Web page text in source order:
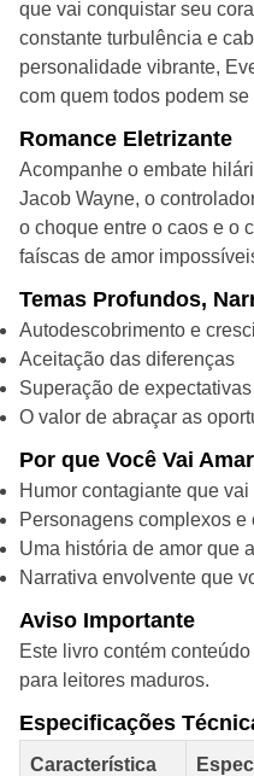
que vai conquistar seu
constante turbulência e
personalidade vibrante,
com quem todos podem se
Romance Eletrizante
Acompanhe o embate
Jacob Wayne, o
o choque entre o caos e o
faíscas de amor
Temas Profundos,
Autodescobrimento e
Aceitação das diferenças
Superação de expectativas
O valor de abraçar as
Por que Você Vai
Humor contagiante que
Personagens complexos e
Uma história de amor que
Narrativa envolvente que
Aviso Importante
Este livro contém
para leitores maduros.
Especificações
Característica